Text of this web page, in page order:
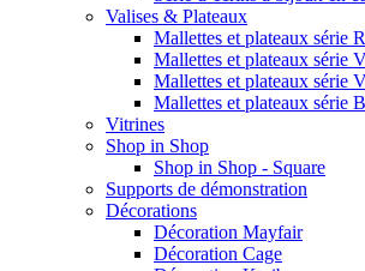
Valises & Plateaux
Mallettes et plateaux série
Mallettes et plateaux série
Mallettes et plateaux série
Mallettes et plateaux série
Vitrines
Shop in Shop
Shop in Shop - Square
Supports de démonstration
Décorations
Décoration Mayfair
Décoration Cage